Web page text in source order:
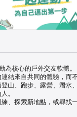
為核心的戶外交友軟體。
結來自共同的體驗，而
山、跑步、露營、潛水
。
、探索新地點，或尋找